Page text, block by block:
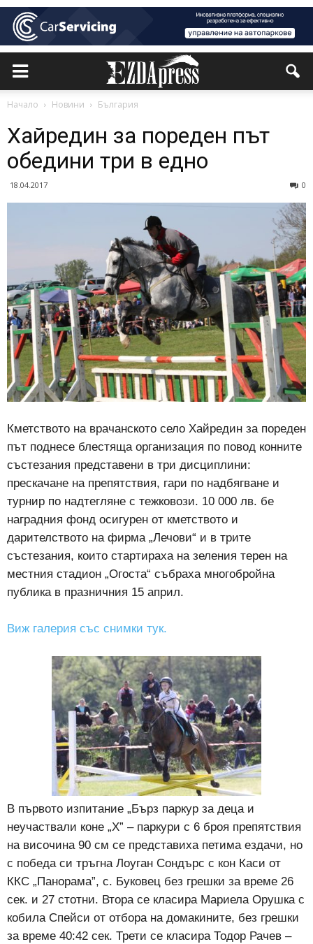
Начало Новини България
Хайредин за пореден път
обедини три в едно
18.04.2017 0
Кметството на врачанското село Хайредин за пореден
път поднесе блестяща организация по повод конните
състезания представени в три дисциплини:
прескачане на препятствия, гари по надбягване и
турнир по надтегляне с тежковози. 10 000 лв. бе
наградния фонд осигурен от кметството и
дарителството на фирма „Лечови“ и в трите
състезания, които стартираха на зеления терен на
местния стадион „Огоста“ събраха многобройна
публика в празничния 15 април.
Виж галерия със снимки тук.
В първото изпитание „Бърз паркур за деца и
неучаствали коне „Х” – паркури с 6 броя препятствия
на височина 90 см се представиха петима ездачи, но
с победа си тръгна Лоуган Сондърс с кон Каси от
ККС „Панорама”, с. Буковец без грешки за време 26
сек. и 27 стотни. Втора се класира Мариела Орушка с
кобила Спейси от отбора на домакините, без грешки
за време 40:42 сек. Трети се класира Тодор Рачев –